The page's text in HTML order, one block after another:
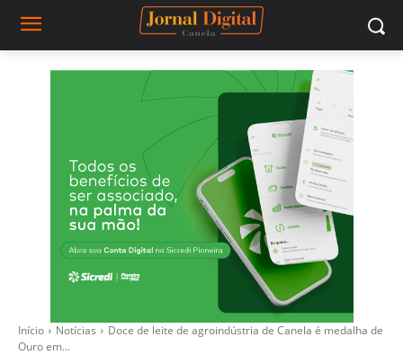
Início Notícias
Doce de leite de agroindústria de Canela é medalha de
Ouro em...